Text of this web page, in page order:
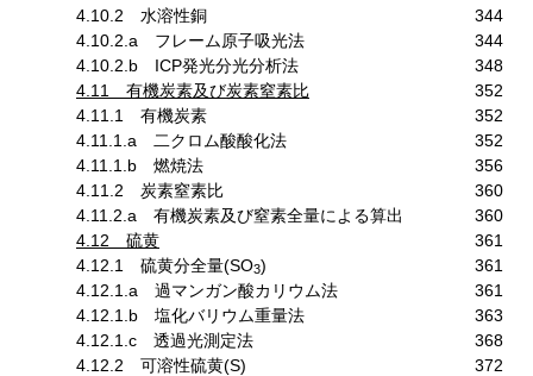
4.10.2 水溶性銅
344
4.10.2.a フレーム原子吸光法
344
4.10.2.b ICP発光分光分析法
348
4.11 有機炭素及び炭素窒素比
352
4.11.1 有機炭素
352
4.11.1.a 二クロム酸酸化法
352
4.11.1.b 燃焼法
356
4.11.2 炭素窒素比
360
4.11.2.a 有機炭素及び窒素全量による算出
360
4.12 硫黄
361
4.12.1 硫黄分全量(SO3)
361
4.12.1.a 過マンガン酸カリウム法
361
4.12.1.b 塩化バリウム重量法
363
4.12.1.c 透過光測定法
368
4.12.2 可溶性硫黄(S)
372